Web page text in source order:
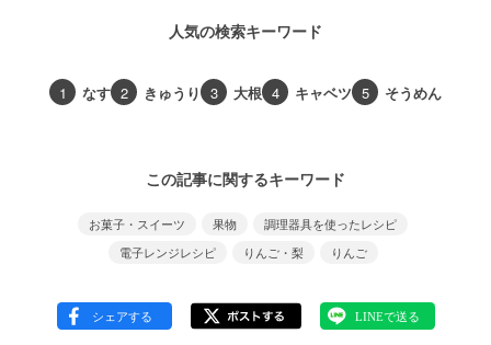
人気の検索キーワード
1 なす 2 きゅうり 3 大根 4 キャベツ 5 そうめん
この記事に関するキーワード
お菓子・スイーツ 果物
調理器具を使ったレシピ
電子レンジレシピ
りんご・梨 りんご